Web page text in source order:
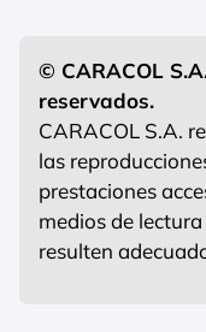
© CARACOL
reservados.
CARACOL S.A.
las
prestaciones
medios de
resulten